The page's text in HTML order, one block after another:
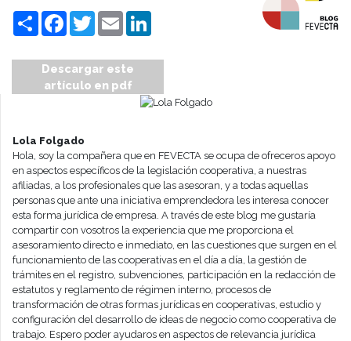
CompartirFacebook
TwitterEmail
Descargar este
artículo en pdf
Lola Folgado
Hola, soy la compañera que en FEVECTA se ocupa de ofreceros apoyo
en aspectos específicos de la legislación cooperativa, a nuestras
afiliadas, a los profesionales que las asesoran, y a todas aquellas
personas que ante una iniciativa emprendedora les interesa conocer
esta forma jurídica de empresa. A través de este blog me gustaría
compartir con vosotros la experiencia que me proporciona el
asesoramiento directo e inmediato, en las cuestiones que surgen en el
funcionamiento de las cooperativas en el día a día, la gestión de
trámites en el registro, subvenciones, participación en la redacción de
estatutos y reglamento de régimen interno, procesos de
transformación de otras formas jurídicas en cooperativas, estudio y
configuración del desarrollo de ideas de negocio como cooperativa de
trabajo. Espero poder ayudaros en aspectos de relevancia jurídica